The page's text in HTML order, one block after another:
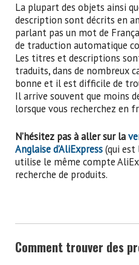
La plupart des objets ainsi
description sont décrits en
parlant pas un mot de
de traduction automatique
Les titres et descriptions
traduits, dans de nombreux
bonne et il est difficile de
Il arrive souvent que moins
lorsque vous recherchez en
N’hésitez pas à aller sur la
Anglaised’AliExpress(qui est
utilise le même compte
recherche de produits.
Comment trouver des